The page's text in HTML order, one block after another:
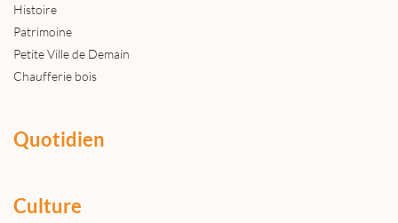
Histoire
Patrimoine
Petite Ville de Demain
Chaufferie bois
Quotidien
Culture